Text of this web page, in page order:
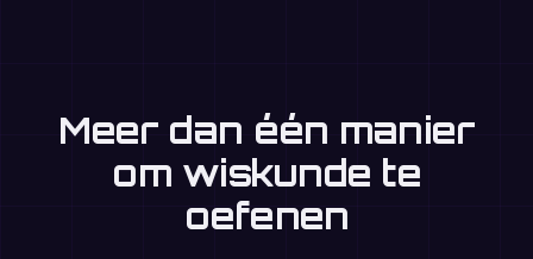
Meer dan één manier
om wiskunde te
oefenen